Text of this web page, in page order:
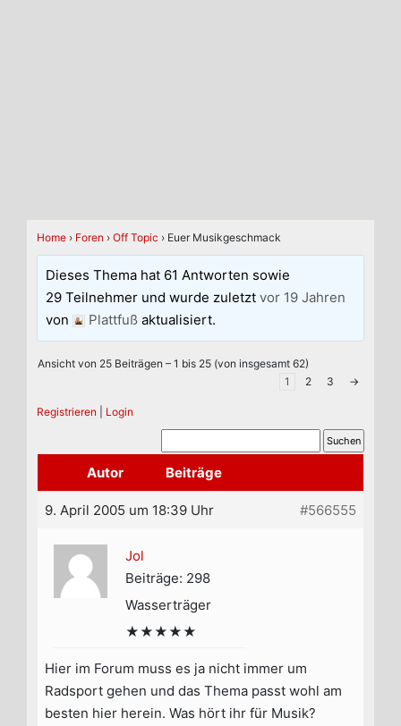
Home › Foren › Off Topic › Euer Musikgeschmack
Dieses Thema hat 61 Antworten sowie
29 Teilnehmer und wurde zuletztvor 19 Jahren
von
Plattfuß aktualisiert.
Ansicht von 25 Beiträgen – 1 bis 25 (von insgesamt 62)
1
2 3 →
Registrieren Login
Autor Beiträge
9. April 2005 um 18:39 Uhr #566555
Jol
Beiträge: 298
Wasserträger
★★★★★
Hier im Forum muss es ja nicht immer um
Radsport gehen und das Thema passt wohl am
besten hier herein. Was hört ihr für Musik?